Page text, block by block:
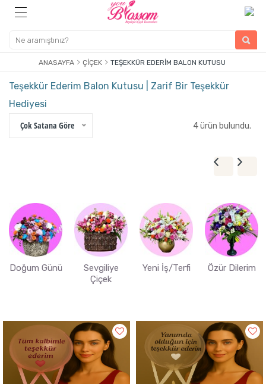
ANASAYFA ÇIÇEK TEŞEKKÜR EDERIM BALON KUTUSU
Teşekkür Ederim Balon Kutusu | Zarif Bir Teşekkür
Hediyesi
Çok Satana Göre
4 ürün bulundu.
Doğum Günü
Sevgiliye
Çiçek
Yeni İş/Terfi Özür Dilerim